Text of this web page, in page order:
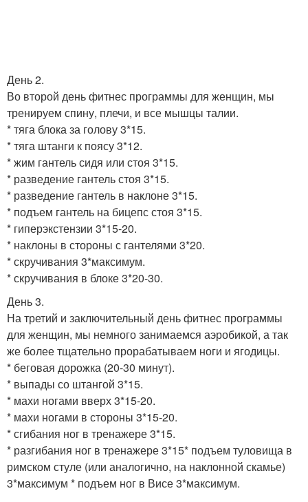
День 2.
Во второй день фитнес программы для женщин, мы
тренируем спину, плечи, и все мышцы талии.
* тяга блока за голову 3*15.
* тяга штанги к поясу 3*12.
* жим гантель сидя или стоя 3*15.
* разведение гантель стоя 3*15.
* разведение гантель в наклоне 3*15.
* подъем гантель на бицепс стоя 3*15.
* гиперэкстензии 3*15-20.
* наклоны в стороны с гантелями 3*20.
* скручивания 3*максимум.
* скручивания в блоке 3*20-30.
День 3.
На третий и заключительный день фитнес программы
для женщин, мы немного занимаемся аэробикой, а так
же более тщательно прорабатываем ноги и ягодицы.
* беговая дорожка (20-30 минут).
* выпады со штангой 3*15.
* махи ногами вверх 3*15-20.
* махи ногами в стороны 3*15-20.
* сгибания ног в тренажере 3*15.
* разгибания ног в тренажере 3*15* подъем туловища в
римском стуле (или аналогично, на наклонной скамье)
3*максимум * подъем ног в Висе 3*максимум.